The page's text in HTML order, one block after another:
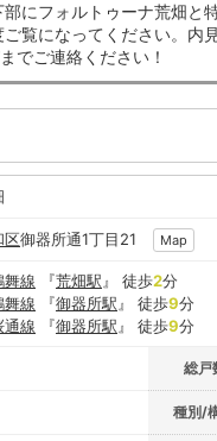
にフォルトゥーナ荒畑と
ご覧になってください。内
でご連絡ください！
区御器所通1丁目21 Map
舞線 『荒畑駅 』 徒歩2分
舞線 『御器所駅 』 徒歩9分
通線 『御器所駅 』 徒歩9分
総戸
種別/